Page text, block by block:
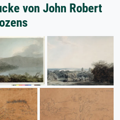
von John Robert